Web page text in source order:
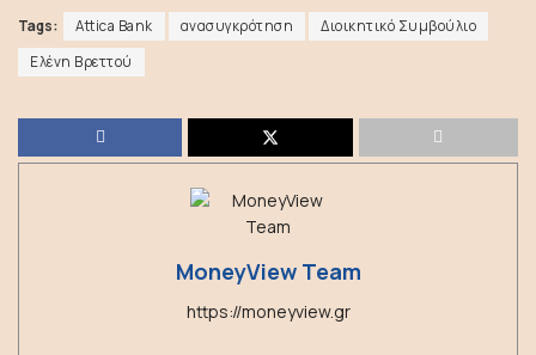
Tags: Attica Bank ανασυγκρότηση
Διοικητικό Συμβούλιο
Ελένη Βρεττού
MoneyView Team
https://moneyview.gr